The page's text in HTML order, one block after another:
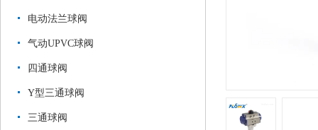
电动法兰球阀
气动UPVC球阀
四通球阀
Y型三通球阀
三通球阀